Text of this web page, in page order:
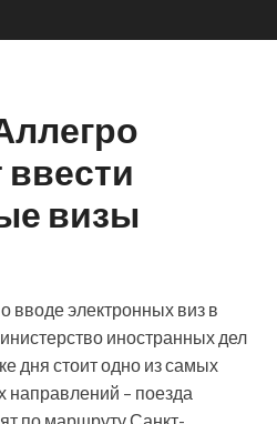
визы
вводе электронных виз в
иностранных дел
дня стоит одно из самых
направлений – поезда
по маршруту Санкт-